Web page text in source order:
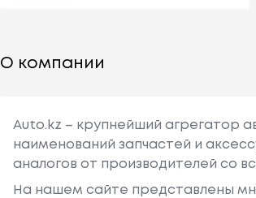
О компании
Auto.kz – крупнейший агрегатор
наименований запчастей и
аналогов от производителей со
На нашем сайте представлены